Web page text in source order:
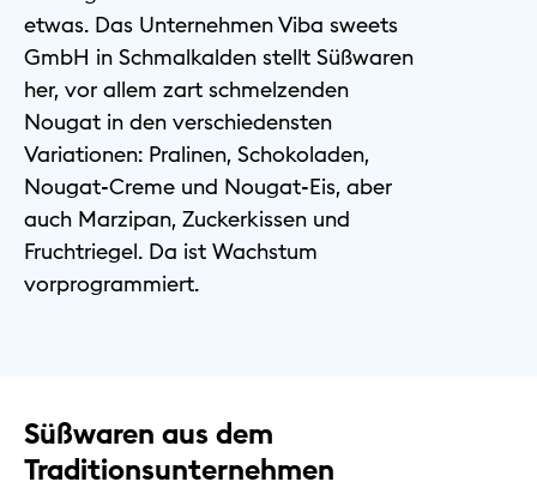
Kommunen
Energie & Versorgung
Tourismus
Geschäftlich
Nachhaltig
etwas. Das Unternehmen Viba sweets
GmbH in Schmalkalden stellt Süßwaren
her, vor allem zart schmelzenden
Nougat in den verschiedensten
Variationen: Pralinen, Schokoladen,
Nougat-Creme und Nougat-Eis, aber
auch Marzipan, Zuckerkissen und
Fruchtriegel. Da ist Wachstum
vorprogrammiert.
Süßwaren aus dem
Traditionsunternehmen